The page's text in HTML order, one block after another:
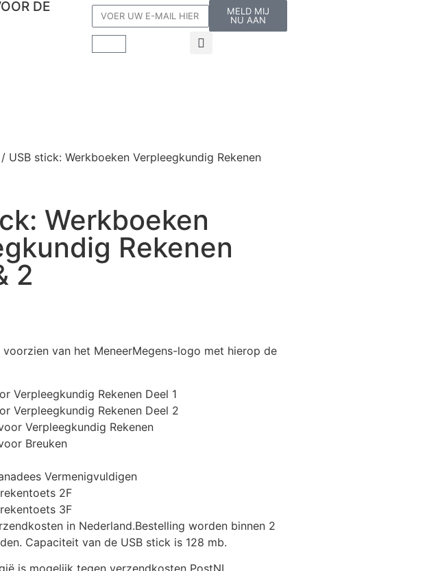
DE
MELD MIJ
NU AAN
/ USB stick: Werkboeken Verpleegkundig Rekenen
Werkboeken
Rekenen
2
voorzien van het MeneerMegens-logo met hierop de
Verpleegkundig Rekenen Deel 1
Verpleegkundig Rekenen Deel 2
Verpleegkundig Rekenen
Breuken
Vermenigvuldigen
2F
3F
in Nederland.Bestelling worden binnen 2
Capaciteit van de USB stick is 128 mb.